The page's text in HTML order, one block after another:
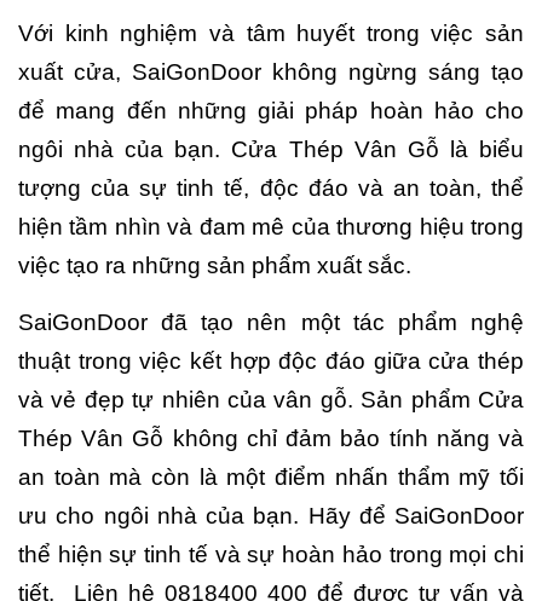
Với kinh nghiệm và tâm huyết trong việc sản
xuất cửa, SaiGonDoor không ngừng sáng tạo
để mang đến những giải pháp hoàn hảo cho
ngôi nhà của bạn. Cửa Thép Vân Gỗ là biểu
tượng của sự tinh tế, độc đáo và an toàn, thể
hiện tầm nhìn và đam mê của thương hiệu trong
việc tạo ra những sản phẩm xuất sắc.
SaiGonDoor đã tạo nên một tác phẩm nghệ
thuật trong việc kết hợp độc đáo giữa cửa thép
và vẻ đẹp tự nhiên của vân gỗ. Sản phẩm Cửa
Thép Vân Gỗ không chỉ đảm bảo tính năng và
an toàn mà còn là một điểm nhấn thẩm mỹ tối
ưu cho ngôi nhà của bạn. Hãy để SaiGonDoor
thể hiện sự tinh tế và sự hoàn hảo trong mọi chi
tiết.
Liên hệ 0818400 400 để được tư vấn và